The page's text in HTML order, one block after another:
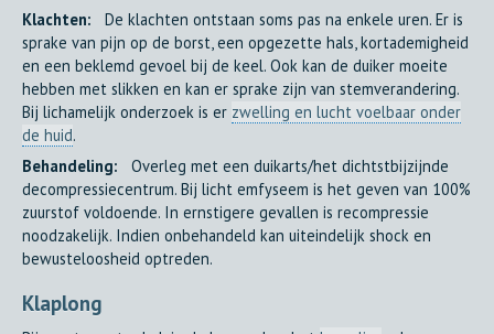
Klachten: De klachten ontstaan soms pas na enkele uren. Er is
sprake van pijn op de borst, een opgezette hals, kortademigheid
en een beklemd gevoel bij de keel. Ook kan de duiker moeite
hebben met slikken en kan er sprake zijn van stemverandering.
Bij lichamelijk onderzoek is er zwelling en lucht voelbaar onder
de huid.
Behandeling: Overleg met een duikarts/het dichtstbijzijnde
decompressiecentrum. Bij licht emfyseem is het geven van 100%
zuurstof voldoende. In ernstigere gevallen is recompressie
noodzakelijk. Indien onbehandeld kan uiteindelijk shock en
bewusteloosheid optreden.
Klaplong